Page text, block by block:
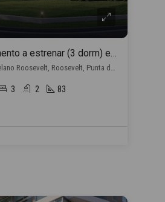
Venta apartamento a estrenar (3 dorm) en Punta del Este con financiación propia
Avenida Franklin Delano Roosevelt, Roosevelt, Punta del Este
3 2 83